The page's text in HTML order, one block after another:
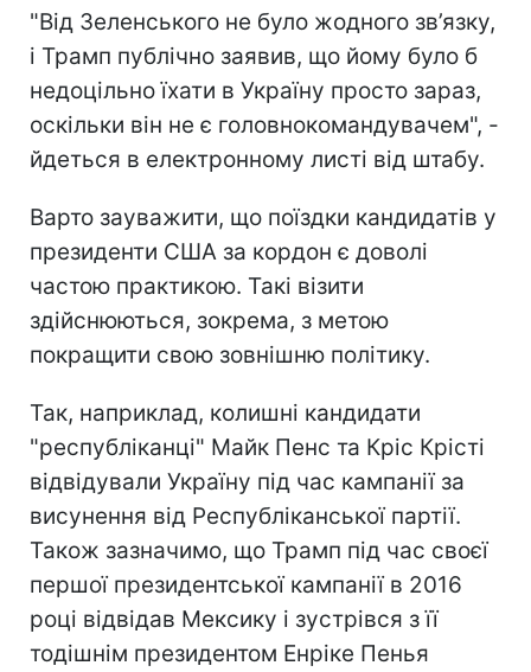
"Від Зеленського не було жодного зв’язку,
і Трамп публічно заявив, що йому було б
недоцільно їхати в Україну просто зараз,
оскільки він не є головнокомандувачем", -
йдеться в електронному листі від штабу.
Варто зауважити, що поїздки кандидатів у
президенти США за кордон є доволі
частою практикою. Такі візити
здійснюються, зокрема, з метою
покращити свою зовнішню політику.
Так, наприклад, колишні кандидати
"республіканці" Майк Пенс та Кріс Крісті
відвідували Україну під час кампанії за
висунення від Республіканської партії.
Також зазначимо, що Трамп під час своєї
першої президентської кампанії в 2016
році відвідав Мексику і зустрівся з її
тодішнім президентом Енріке Пенья